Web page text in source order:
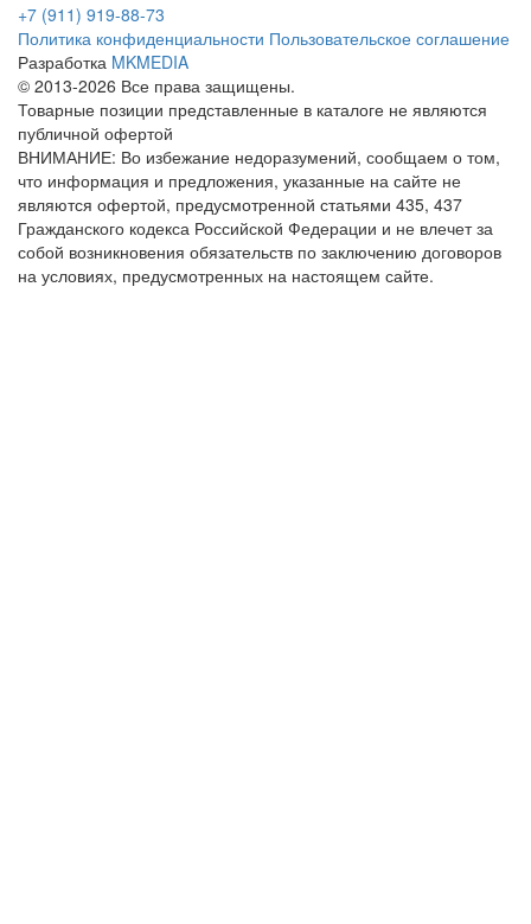
+7 (911) 919-88-73
Политика конфиденциальности Пользовательское соглашение
Разработка MKMEDIA
© 2013-2026 Все права защищены.
Товарные позиции представленные в каталоге не являются
публичной офертой
ВНИМАНИЕ: Во избежание недоразумений, сообщаем о том,
что информация и предложения, указанные на сайте не
являются офертой, предусмотренной статьями 435, 437
Гражданского кодекса Российской Федерации и не влечет за
собой возникновения обязательств по заключению договоров
на условиях, предусмотренных на настоящем сайте.